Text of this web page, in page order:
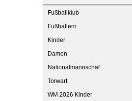
Fußballklub
Fußballern
Kinder
Damen
Nationalmannschaf
Torwart
WM 2026 Kinder